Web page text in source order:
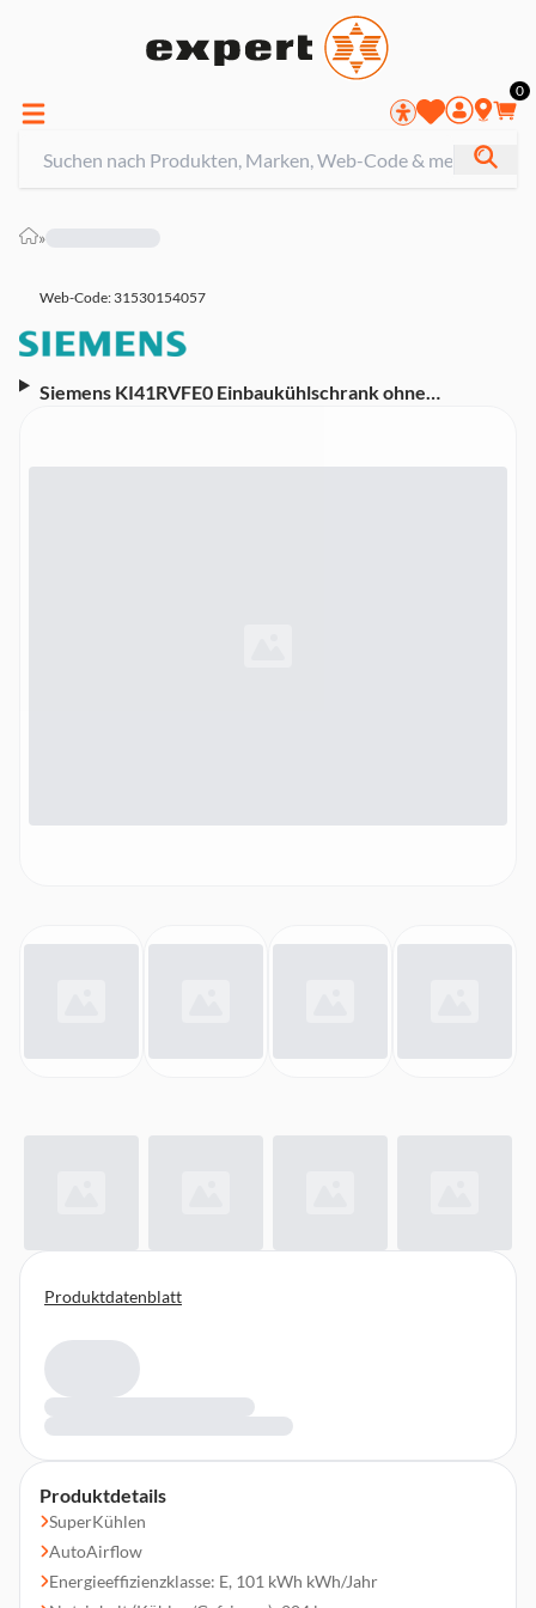
0
»
Web-Code: 31530154057
Siemens KI41RVFE0 Einbaukühlschrank ohne
Produktdetails
SuperKühlen
AutoAirflow
Energieeffizienzklasse: E, 101 kWh kWh/Jahr
Produktdatenblatt